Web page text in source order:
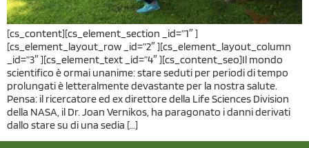
[cs_content][cs_element_section _id=”1″ ]
[cs_element_layout_row _id=”2″ ][cs_element_layout_column
_id=”3″ ][cs_element_text _id=”4″ ][cs_content_seo]Il mondo
scientifico è ormai unanime: stare seduti per periodi di tempo
prolungati è letteralmente devastante per la nostra salute.
Pensa: il ricercatore ed ex direttore della Life Sciences Division
della NASA, il Dr. Joan Vernikos, ha paragonato i danni derivati
dallo stare su di una sedia […]